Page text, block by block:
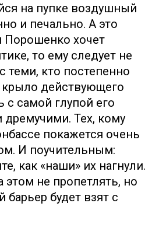
на пупке воздушный
и печально. А это
Порошенко хочет
то ему следует не
теми, кто постепенно
крыло действующего
с самой глупой его
Тех, кому
покажется очень
И поучительным:
как «наши» их нагнули.
этом не пропетлять, но
барьер будет взят с